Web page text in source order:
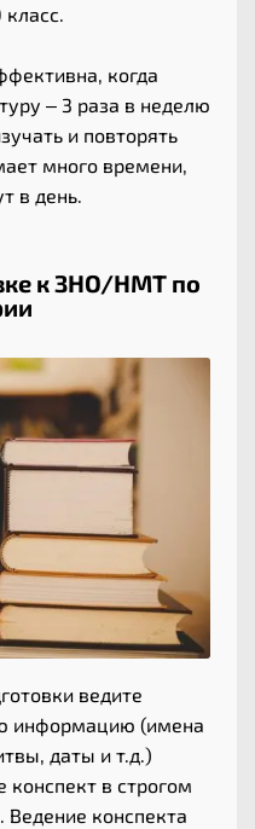
когда
– 3 раза в неделю
и повторять
много времени,
в день.
к ЗНО/НМТ по
ведите
информацию (имена
даты и т.д.)
в строгом
Ведение конспекта